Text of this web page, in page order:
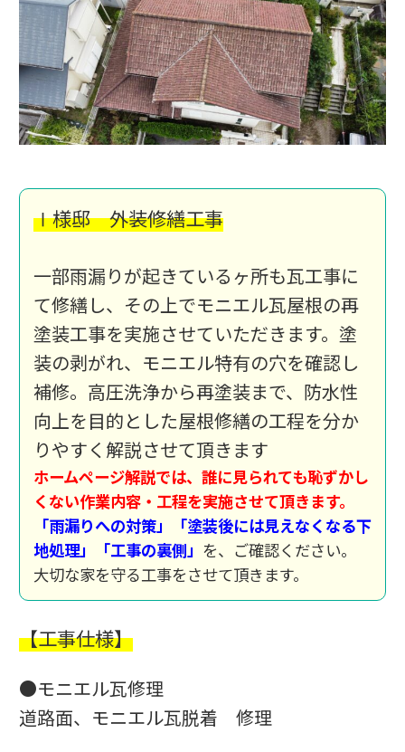
Ⅰ様邸 外装修繕工事
一部雨漏りが起きているヶ所も瓦工事に
て修繕し、その上でモニエル瓦屋根の再
塗装工事を実施させていただきます。塗
装の剥がれ、モニエル特有の穴を確認し
補修。高圧洗浄から再塗装まで、防水性
向上を目的とした屋根修繕の工程を分か
りやすく解説させて頂きます
ホームページ解説では、誰に見られても恥ずかし
くない作業内容・工程を実施させて頂きます。
「雨漏りへの対策」「塗装後には見えなくなる下
地処理」「工事の裏側」 を、ご確認ください。
大切な家を守る工事をさせて頂きます。
【工事仕様】
●モニエル瓦修理
道路面、モニエル瓦脱着 修理